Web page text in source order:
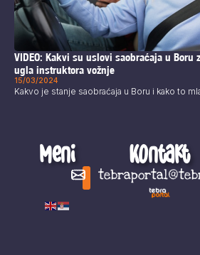
VIDEO: Kakvi su uslovi saobraćaja u Boru
ugla instruktora vožnje
15/03/2024
Kakvo je stanje saobraćaja u Boru i kako to
Meni Kontakt